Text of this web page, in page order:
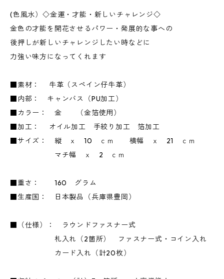
(色風水）◇金運・才能・新しいチャレンジ◇
金色の才能を開花させるパワー・発展的な事への
後押しが新しいチャレンジしたい時などに
力強い味方になってくれます
■素材： 牛革（スペイン仔牛革）
■内部： キャンバス（PU加工）
■カラー： 金 （金箔使用）
■加工： オイル加工 手絞り加工 箔加工
■サイズ： 縦 ｘ 10 ｃｍ 横幅 ｘ 21 ｃｍ
マチ幅 ｘ 2 ｃｍ
■重さ： 160 グラム
■生産国： 日本製品（兵庫県豊岡）
■（仕様）： ラウンドファスナー式
札入れ（2箇所） ファスナー式・コイン入れ
カード入れ（計20枚）